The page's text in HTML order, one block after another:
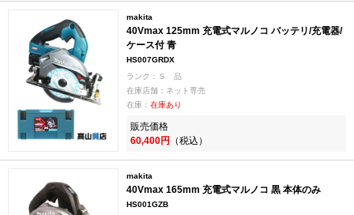
makita
40Vmax 125mm 充電式マルノコ バッテリ/充電器/
ケース付 青
HS007GRDX
ランク：Ｓ 品
在庫店舗：ネット専売
在庫： 在庫あり
販売価格
60,400円 （税込）
makita
40Vmax 165mm 充電式マルノコ 黒 本体のみ
HS001GZB